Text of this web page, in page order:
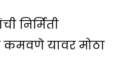
निर्मिती
कमवणे यावर मोठा